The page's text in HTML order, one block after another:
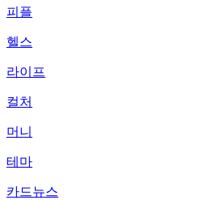
피플
헬스
라이프
컬처
머니
테마
카드뉴스